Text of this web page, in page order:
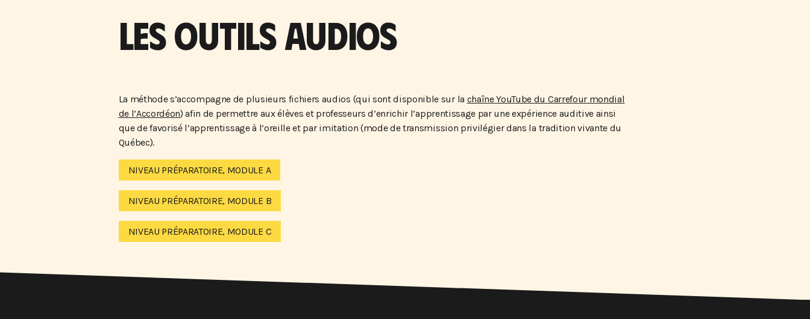
LES OUTILS AUDIOS
La méthode s’accompagne de plusieurs fichiers audios (qui sont disponible sur la chaîne YouTube du Carrefour mondial
de l’Accordéon) afin de permettre aux élèves et professeurs d’enrichir l’apprentissage par une expérience auditive ainsi
que de favorisé l’apprentissage à l’oreille et par imitation (mode de transmission privilégier dans la tradition vivante du
Québec).
NIVEAU PRÉPARATOIRE, MODULE A
NIVEAU PRÉPARATOIRE, MODULE B
NIVEAU PRÉPARATOIRE, MODULE C